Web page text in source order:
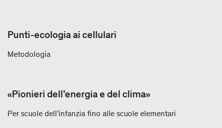
Punti-ecologia ai cellulari
Metodologia
«Pionieri dell’energia e del clima»
Per scuole dell’infanzia fino alle scuole elementari